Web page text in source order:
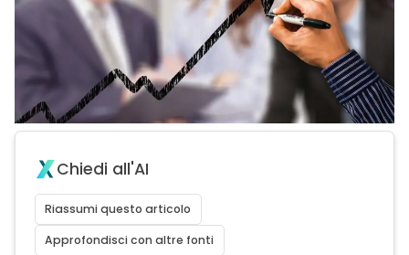
Chiedi all'AI
Riassumi questo articolo
Approfondisci con altre fonti